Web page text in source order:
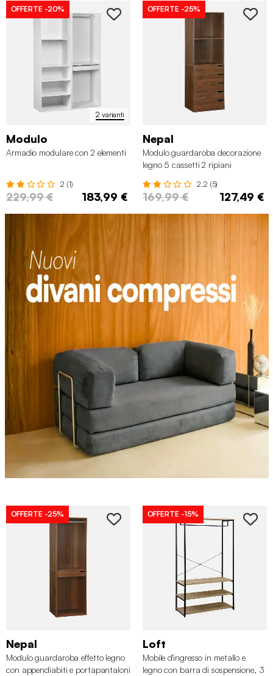
2 varianti
OFFERTE -20%
Modulo
Armadio modulare con 2 elementi
2 (1)
229,99 € 183,99 €
OFFERTE -25%
Nepal
Modulo guardaroba decorazione
legno 5 cassetti 2 ripiani
2.2 (5)
169,99 € 127,49 €
OFFERTE -25%
Nepal
Modulo guardaroba effetto legno
con appendiabiti e portapantaloni
OFFERTE -15%
Loft
Mobile d'ingresso in metallo e
legno con barra di sospensione, 3